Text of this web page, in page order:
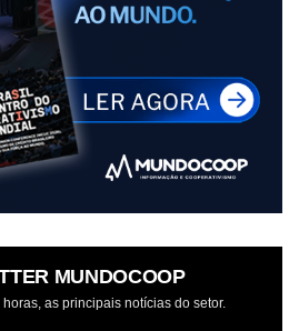
MUNDOCOOP
as principais notícias do setor.